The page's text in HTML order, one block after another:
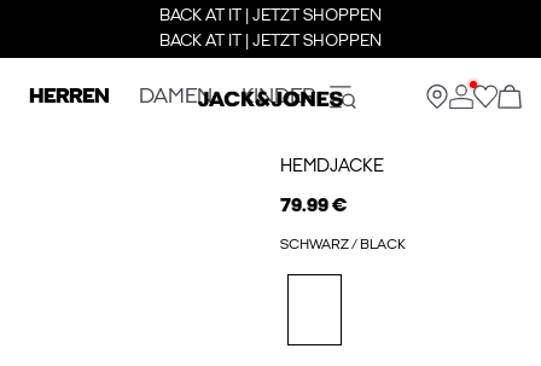
BACK AT IT | JETZT SHOPPEN
BACK AT IT | JETZT SHOPPEN
HERREN DAMEN KINDER
HEMDJACKE
79.99 €
SCHWARZ / BLACK